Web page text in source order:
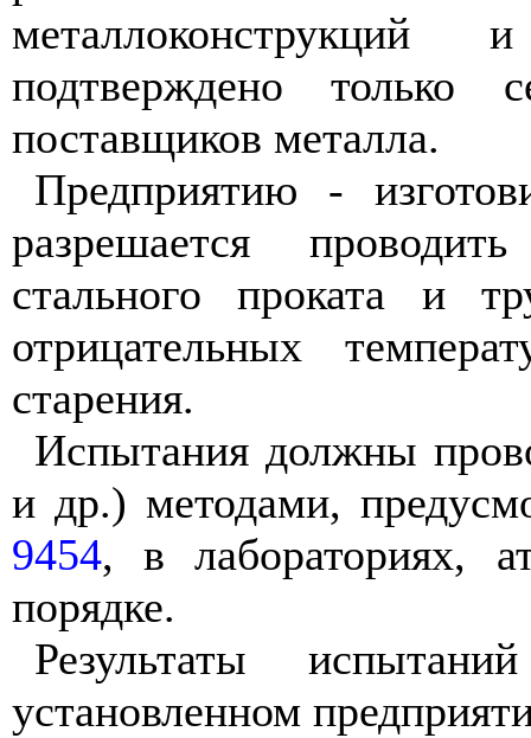
подтверждено только
поставщиков металла.
Предприятию -
разрешается
стального проката и
отрицательных
старения.
Испытания должны
и др.) методами,
9454, в лабораториях,
порядке.
Результаты
установленном